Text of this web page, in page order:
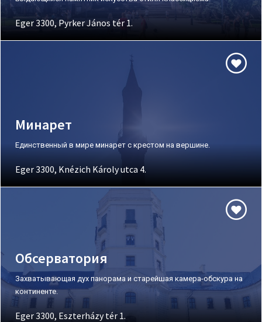
Eger 3300, Pyrker János tér 1.
Минарет
Единственный в мире минарет с крестом на вершине.
Eger 3300, Knézich Károly utca 4.
Обсерватория
Захватывающая дух панорама и старейшая камера-обскура на
континенте.
Eger 3300, Eszterházy tér 1.